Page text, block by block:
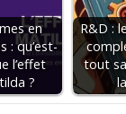
dI
n
en
: qu’est-
l’effet
?
R&D :
tout